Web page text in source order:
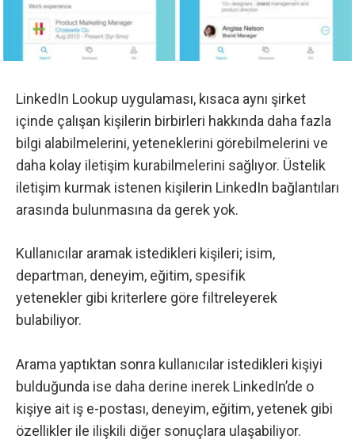
LinkedIn Lookup uygulaması, kısaca aynı şirket
içinde çalışan kişilerin birbirleri hakkında daha fazla
bilgi alabilmelerini, yeteneklerini görebilmelerini ve
daha kolay iletişim kurabilmelerini sağlıyor. Üstelik
iletişim kurmak istenen kişilerin LinkedIn bağlantıları
arasında bulunmasına da gerek yok.
Kullanıcılar aramak istedikleri kişileri; isim,
departman, deneyim, eğitim, spesifik
yetenekler gibi kriterlere göre filtreleyerek
bulabiliyor.
Arama yaptıktan sonra kullanıcılar istedikleri kişiyi
bulduğunda ise daha derine inerek LinkedIn’de o
kişiye ait iş e-postası, deneyim, eğitim, yetenek gibi
özellikler ile ilişkili diğer sonuçlara ulaşabiliyor.